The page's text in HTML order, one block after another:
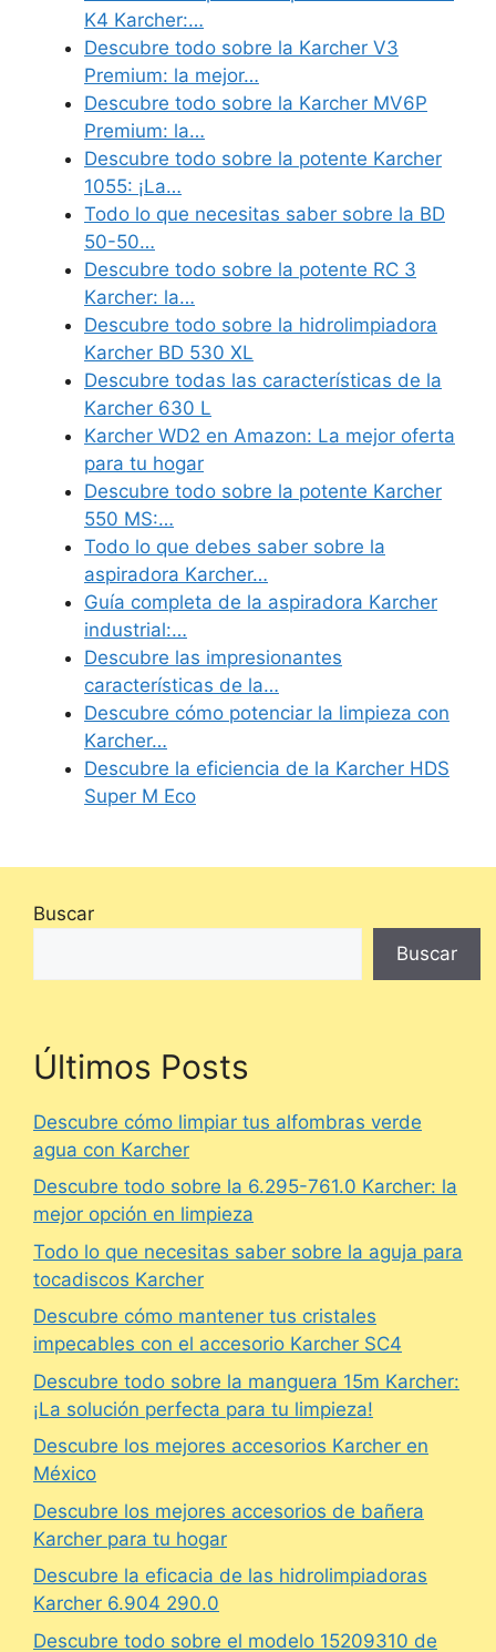
K4 Karcher:…
Descubre todo sobre la Karcher V3
Premium: la mejor…
Descubre todo sobre la Karcher MV6P
Premium: la…
Descubre todo sobre la potente Karcher
1055: ¡La…
Todo lo que necesitas saber sobre la BD
50-50…
Descubre todo sobre la potente RC 3
Karcher: la…
Descubre todo sobre la hidrolimpiadora
Karcher BD 530 XL
Descubre todas las características de la
Karcher 630 L
Karcher WD2 en Amazon: La mejor oferta
para tu hogar
Descubre todo sobre la potente Karcher
550 MS:…
Todo lo que debes saber sobre la
aspiradora Karcher…
Guía completa de la aspiradora Karcher
industrial:…
Descubre las impresionantes
características de la…
Descubre cómo potenciar la limpieza con
Karcher…
Descubre la eficiencia de la Karcher HDS
Super M Eco
Buscar
Buscar
Últimos Posts
Descubre cómo limpiar tus alfombras verde
agua con Karcher
Descubre todo sobre la 6.295-761.0 Karcher: la
mejor opción en limpieza
Todo lo que necesitas saber sobre la aguja para
tocadiscos Karcher
Descubre cómo mantener tus cristales
impecables con el accesorio Karcher SC4
Descubre todo sobre la manguera 15m Karcher:
¡La solución perfecta para tu limpieza!
Descubre los mejores accesorios Karcher en
México
Descubre los mejores accesorios de bañera
Karcher para tu hogar
Descubre la eficacia de las hidrolimpiadoras
Karcher 6.904 290.0
Descubre todo sobre el modelo 15209310 de